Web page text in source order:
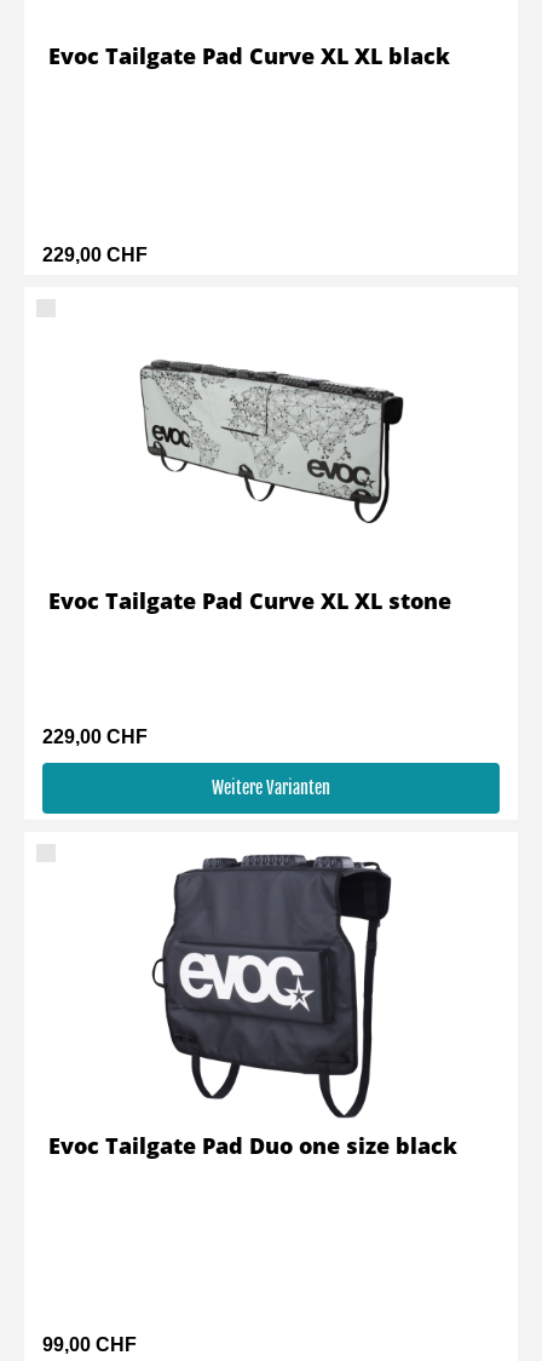
229,00 CHF
Evoc Tailgate Pad Curve XL XL black
229,00 CHF
Weitere Varianten
Evoc Tailgate Pad Curve XL XL stone
99,00 CHF
Evoc Tailgate Pad Duo one size black